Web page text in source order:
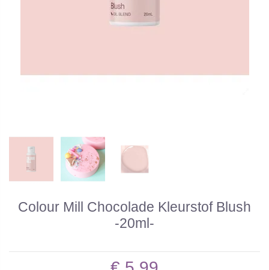
Colour Mill Chocolade Kleurstof Blush
-20ml-